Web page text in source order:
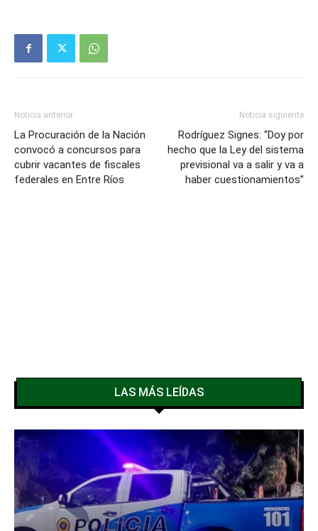
Noticia anterior
La Procuración de la Nación
convocó a concursos para
cubrir vacantes de fiscales
federales en Entre Ríos
Noticia siguiente
Rodríguez Signes: “Doy por
hecho que la Ley del sistema
previsional va a salir y va a
haber cuestionamientos”
LAS MÁS LEÍDAS